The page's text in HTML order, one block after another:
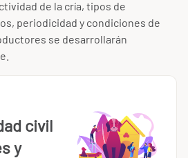
de la cría, tipos de
periodicidad y condiciones de
se desarrollarán
civil
y